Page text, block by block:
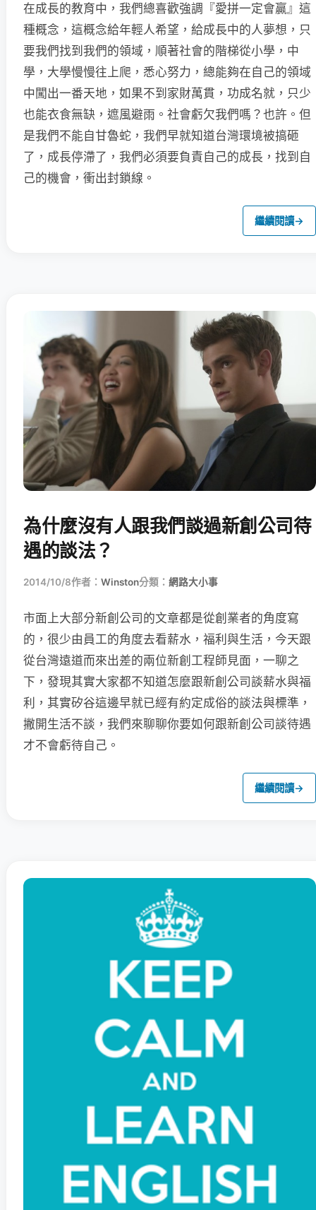
在成長的教育中，我們總喜歡強調『愛拼一定會贏』這
種概念，這概念給年輕人希望，給成長中的人夢想，只
要我們找到我們的領域，順著社會的階梯從小學，中
學，大學慢慢往上爬，悉心努力，總能夠在自己的領域
中闖出一番天地，如果不到家財萬貫，功成名就，只少
也能衣食無缺，遮風避雨。社會虧欠我們嗎？也許。但
是我們不能自甘魯蛇，我們早就知道台灣環境被搞砸
了，成長停滯了，我們必須要負責自己的成長，找到自
己的機會，衝出封鎖線。
繼續閱讀→
為什麼沒有人跟我們談過新創公司待
遇的談法？
2014/10/8作者： Winston分類： 網路大小事
市面上大部分新創公司的文章都是從創業者的角度寫
的，很少由員工的角度去看薪水，福利與生活，今天跟
從台灣遠道而來出差的兩位新創工程師見面，一聊之
下，發現其實大家都不知道怎麼跟新創公司談薪水與福
利，其實矽谷這邊早就已經有約定成俗的談法與標準，
撇開生活不談，我們來聊聊你要如何跟新創公司談待遇
才不會虧待自己。
繼續閱讀→